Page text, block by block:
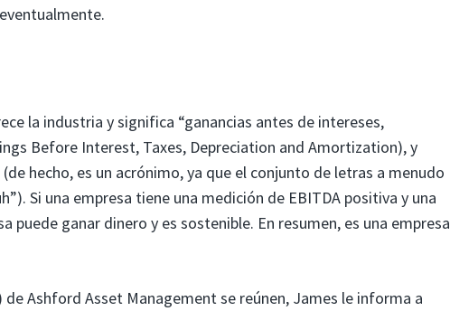
la industria y significa “ganancias antes de intereses,
Before Interest, Taxes, Depreciation and Amortization), y
hecho, es un acrónimo, ya que el conjunto de letras a menudo
Si una empresa tiene una medición de EBITDA positiva y una
puede ganar dinero y es sostenible. En resumen, es una empresa
Ashford Asset Management se reúnen, James le informa a